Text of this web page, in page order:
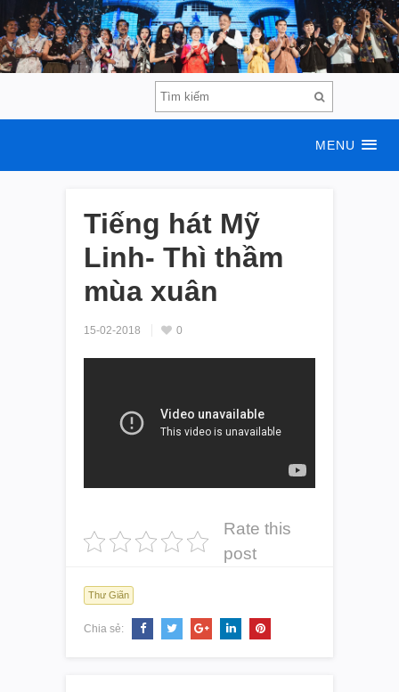
MENU
Tiếng hát Mỹ
Linh- Thì thầm
mùa xuân
15-02-2018 0
Rate this
post
Thư Giãn
Chia sẻ: